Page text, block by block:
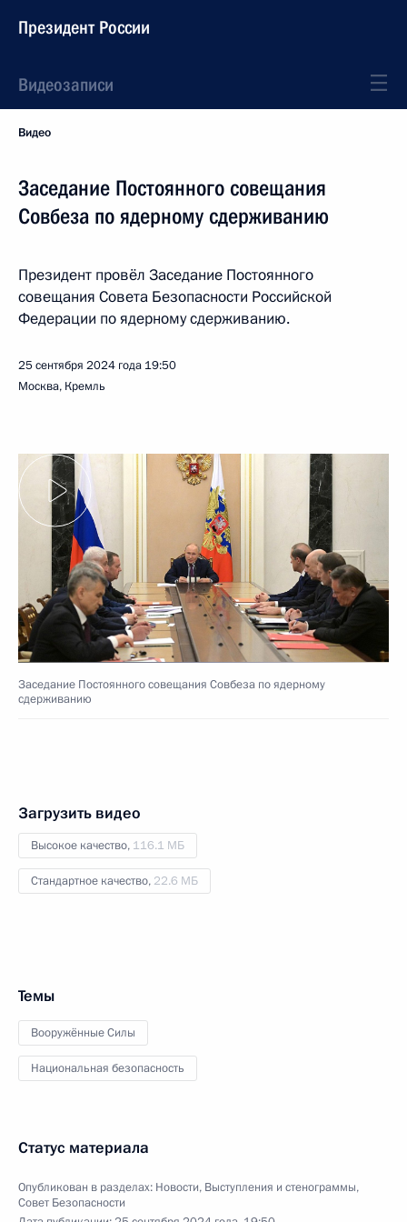
Президент России
Видеозаписи
Видео
Заседание Постоянного совещания
Совбеза по ядерному сдерживанию
Президент провёл Заседание Постоянного
совещания Совета Безопасности Российской
Федерации по ядерному сдерживанию.
25 сентября 2024 года 19:50
Москва, Кремль
Заседание Постоянного совещания Совбеза по ядерному
сдерживанию
Загрузить видео
Высокое качество, 116.1 МБ
Стандартное качество, 22.6 МБ
Темы
Вооружённые Силы
Национальная безопасность
Статус материала
Опубликован в разделах: Новости, Выступления и стенограммы,
Совет Безопасности